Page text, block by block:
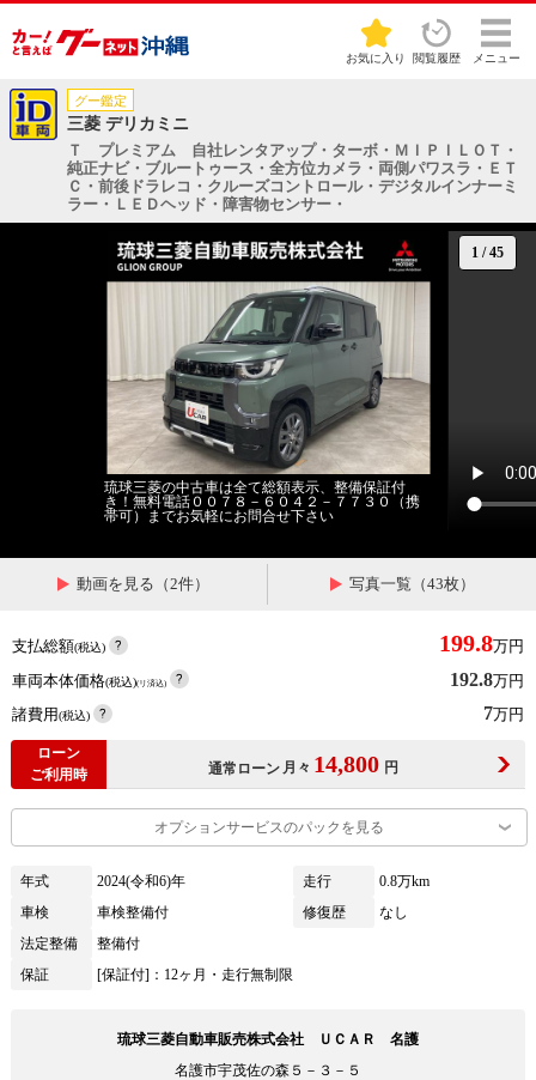
お気に入り 閲覧履歴 メニュー
グー鑑定
三菱 デリカミニ
Ｔ プレミアム 自社レンタアップ・ターボ・ＭＩＰＩＬＯＴ・
純正ナビ・ブルートゥース・全方位カメラ・両側パワスラ・ＥＴ
Ｃ・前後ドラレコ・クルーズコントロール・デジタルインナーミ
ラー・ＬＥＤヘッド・障害物センサー・
1 /45
琉球三菱の中古車は全て総額表示、整備保証付
き！無料電話００７８－６０４２－７７３０（携
帯可）までお気軽にお問合せ下さい
動画を見る（2件） 写真一覧（43枚）
支払総額(税込) 199.8万円
車両本体価格(税込)(リ済込) 192.8万円
諸費用(税込) 7万円
ローン
ご利用時
通常ローン 月々 14,800 円
オプションサービスのパックを見る
年式 2024(令和6)年 走行
0.8万km
車検
車検整備付 修復歴
なし
法定整備
整備付
保証
[保証付]：12ヶ月・走行無制限
琉球三菱自動車販売株式会社 ＵＣＡＲ 名護
名護市宇茂佐の森５－３－５